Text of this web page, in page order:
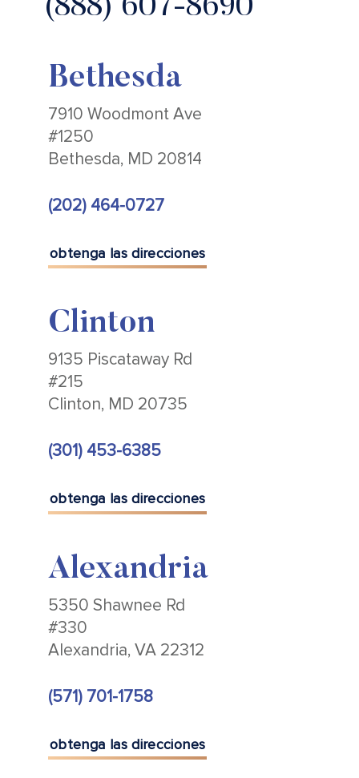
(888) 607-8690
Bethesda
7910 Woodmont Ave
#1250
Bethesda, MD 20814
(202) 464-0727
obtenga las direcciones
Clinton
9135 Piscataway Rd
#215
Clinton, MD 20735
(301) 453-6385
obtenga las direcciones
Alexandria
5350 Shawnee Rd
#330
Alexandria, VA 22312
(571) 701-1758
obtenga las direcciones